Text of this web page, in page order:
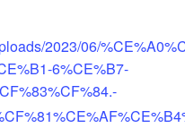
2023/06/
6%CE%B7-